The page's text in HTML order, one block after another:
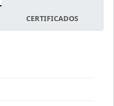
CERTIFICADOS